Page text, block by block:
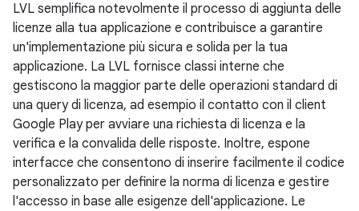
LVL semplifica notevolmente il processo di aggiunta delle
licenze alla tua applicazione e contribuisce a garantire
un'implementazione più sicura e solida per la tua
applicazione. La LVL fornisce classi interne che
gestiscono la maggior parte delle operazioni standard di
una query di licenza, ad esempio il contatto con il client
Google Play per avviare una richiesta di licenza e la
verifica e la convalida delle risposte. Inoltre, espone
interfacce che consentono di inserire facilmente il codice
personalizzato per definire la norma di licenza e gestire
l'accesso in base alle esigenze dell'applicazione. Le